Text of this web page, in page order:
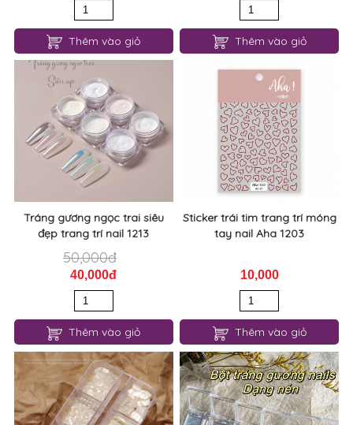
Thêm vào giỏ Thêm vào giỏ
Tráng gương ngọc trai siêu
đẹp trang trí nail 1213
50,000đ
40,000đ
Thêm vào giỏ
Sticker trái tim trang trí móng
tay nail Aha 1203
10,000
Thêm vào giỏ